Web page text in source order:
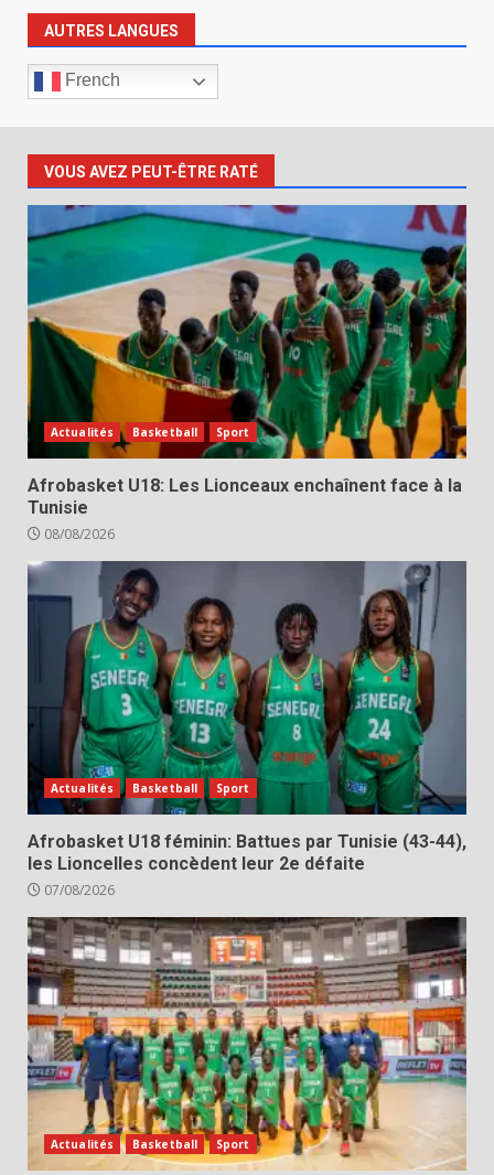
AUTRES LANGUES
French
VOUS AVEZ PEUT-ÊTRE RATÉ
Actualités Basketball Sport
Afrobasket U18: Les Lionceaux enchaînent face à la
Tunisie
08/08/2026
Actualités Basketball Sport
Afrobasket U18 féminin: Battues par Tunisie (43-44),
les Lioncelles concèdent leur 2e défaite
07/08/2026
Actualités Basketball Sport